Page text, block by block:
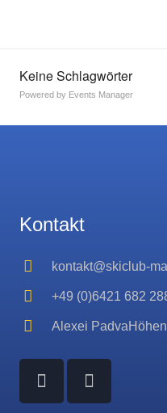
Keine Schlagwörter
Powered by Events Manager
Kontakt
kontakt@skiclub-
+49 (0)6421 682
Alexei